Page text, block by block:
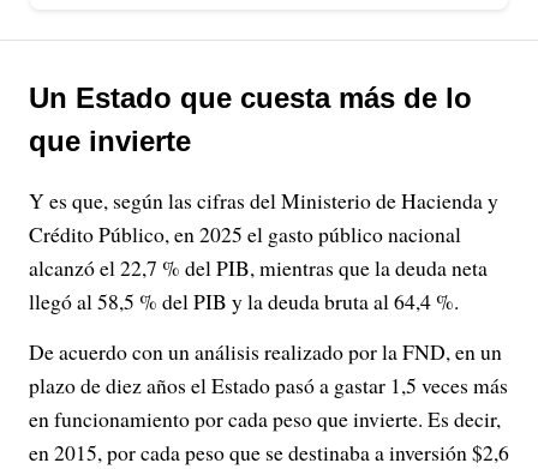
Un Estado que cuesta más de lo
que invierte
Y es que, según las cifras del Ministerio de Hacienda y
Crédito Público, en 2025 el gasto público nacional
alcanzó el 22,7 % del PIB, mientras que la deuda neta
llegó al 58,5 % del PIB y la deuda bruta al 64,4 %.
De acuerdo con un análisis realizado por la FND, en un
plazo de diez años el Estado pasó a gastar 1,5 veces más
en funcionamiento por cada peso que invierte. Es decir,
en 2015, por cada peso que se destinaba a inversión $2,6